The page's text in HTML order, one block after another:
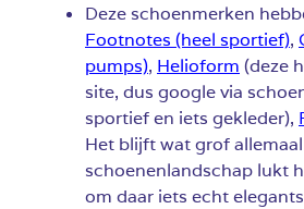
Deze schoenmerken
Footnotes (heel sportief),
pumps), Helioform (deze
site, dus google via
sportief en iets gekleder),
Het blijft wat grof
schoenenlandschap lukt
om daar iets echt